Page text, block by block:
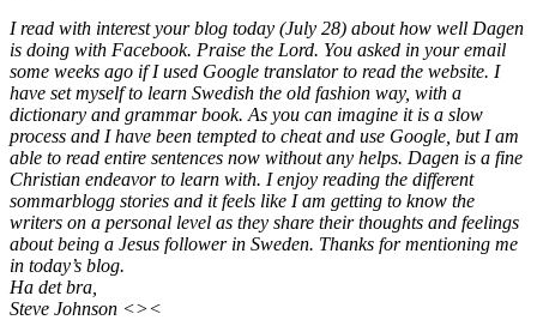
I read with interest your blog today (July 28) about how well Dagen
is doing with Facebook. Praise the Lord. You asked in your email
some weeks ago if I used Google translator to read the website. I
have set myself to learn Swedish the old fashion way, with a
dictionary and grammar book. As you can imagine it is a slow
process and I have been tempted to cheat and use Google, but I am
able to read entire sentences now without any helps. Dagen is a fine
Christian endeavor to learn with. I enjoy reading the different
sommarblogg stories and it feels like I am getting to know the
writers on a personal level as they share their thoughts and feelings
about being a Jesus follower in Sweden. Thanks for mentioning me
in today’s blog.
Ha det bra,
Steve Johnson <><